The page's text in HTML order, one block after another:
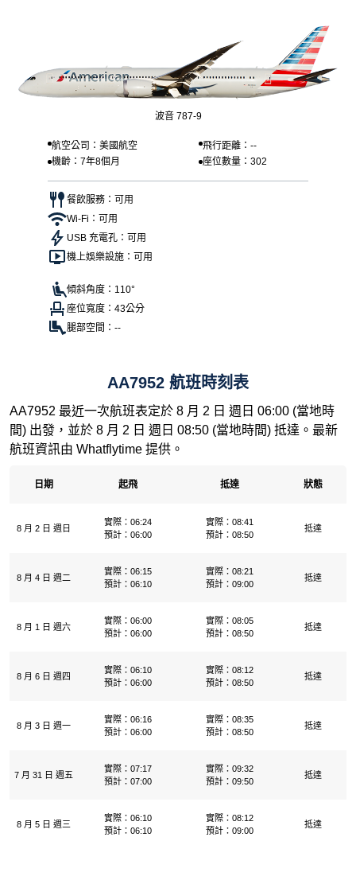
波音 787-9
航空公司：美國航空
飛行距離：--
機齡：7年8個月
座位數量：302
餐飲服務：可用
Wi-Fi：可用
USB 充電孔：可用
機上娛樂設施：可用
傾斜角度：110°
座位寬度：43公分
腿部空間：--
AA7952 航班時刻表
AA7952 最近一次航班表定於 8 月 2 日 週日 06:00 (當地時
間) 出發，並於 8 月 2 日 週日 08:50 (當地時間) 抵達。最新
航班資訊由 Whatflytime 提供。
日期 起飛 抵達 狀態
8 月 2 日 週日
實際：06:24
預計：06:00
實際：08:41
預計：08:50
抵達
8 月 4 日 週二
實際：06:15
預計：06:10
實際：08:21
預計：09:00
抵達
8 月 1 日 週六
實際：06:00
預計：06:00
實際：08:05
預計：08:50
抵達
8 月 6 日 週四
實際：06:10
預計：06:00
實際：08:12
預計：08:50
抵達
8 月 3 日 週一
實際：06:16
預計：06:00
實際：08:35
預計：08:50
抵達
7 月 31 日 週五
實際：07:17
預計：07:00
實際：09:32
預計：09:50
抵達
8 月 5 日 週三
實際：06:10
預計：06:10
實際：08:12
預計：09:00
抵達